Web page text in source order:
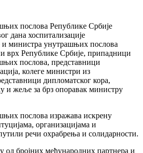
послова Републике Србије
дана хоспитализације
и министра унутрашњих послова
врх Републике Србије, припадници
послова, представници
колеге министри из
дипломатског кора,
и жеље за брз опоравак министру
послова изражава искрену
организацијама и
речи охрабрења и солидарности.
од бројних међународних партнера и